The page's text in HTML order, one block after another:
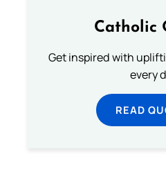
Catholic
Get inspired with
every
READ